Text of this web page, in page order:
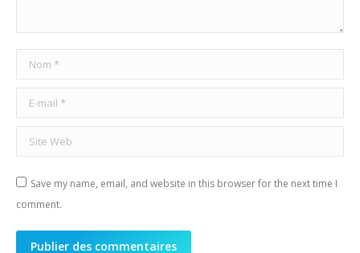
Nom *
E-mail *
Site Web
Save my name, email, and website in this browser for the next time I
comment.
Publier des commentaires